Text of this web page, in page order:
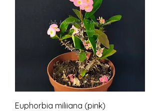
Euphorbia miliiana (pink)